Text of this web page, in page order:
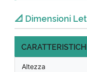
📐 Dimensioni
Altezza